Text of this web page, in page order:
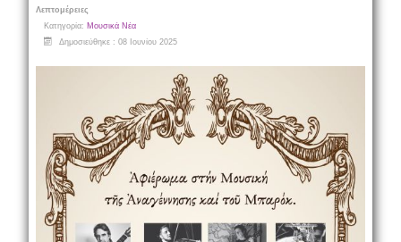
Λεπτομέρειες
Κατηγορία: Μουσικά Νέα
Δημοσιεύθηκε : 08 Ιουνίου 2025